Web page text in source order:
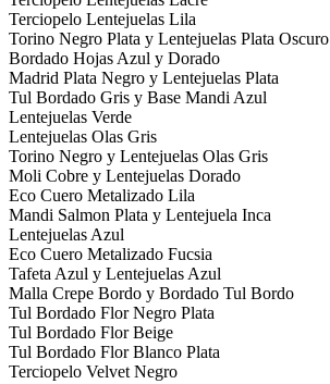
Terciopelo Lentejuelas Lila
Torino Negro Plata y Lentejuelas Plata Oscuro
Bordado Hojas Azul y Dorado
Madrid Plata Negro y Lentejuelas Plata
Tul Bordado Gris y Base Mandi Azul
Lentejuelas Verde
Lentejuelas Olas Gris
Torino Negro y Lentejuelas Olas Gris
Moli Cobre y Lentejuelas Dorado
Eco Cuero Metalizado Lila
Mandi Salmon Plata y Lentejuela Inca
Lentejuelas Azul
Eco Cuero Metalizado Fucsia
Tafeta Azul y Lentejuelas Azul
Malla Crepe Bordo y Bordado Tul Bordo
Tul Bordado Flor Negro Plata
Tul Bordado Flor Beige
Tul Bordado Flor Blanco Plata
Terciopelo Velvet Negro